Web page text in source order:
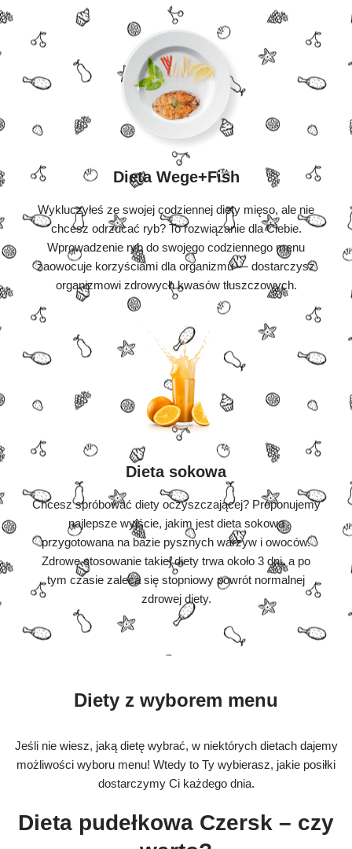
Dieta Wege+Fish
Wykluczyłeś ze swojej codziennej diety mięso, ale nie
chcesz odrzucać ryb? To rozwiązanie dla Ciebie.
Wprowadzenie ryb do swojego codziennego menu
zaowocuje korzyściami dla organizmu — dostarczysz
organizmowi zdrowych kwasów tłuszczowych.
Dieta sokowa
Chcesz spróbować diety oczyszczającej? Proponujemy
najlepsze wyjście, jakim jest dieta sokowa
przygotowana na bazie pysznych warzyw i owoców.
Zdrowe stosowanie takiej diety trwa około 3 dni, a po
tym czasie zaleca się stopniowy powrót normalnej
zdrowej diety.
Diety z wyborem menu
Jeśli nie wiesz, jaką dietę wybrać, w niektórych dietach dajemy
możliwości wyboru menu! Wtedy to Ty wybierasz, jakie posiłki
dostarczymy Ci każdego dnia.
Dieta pudełkowa Czersk – czy